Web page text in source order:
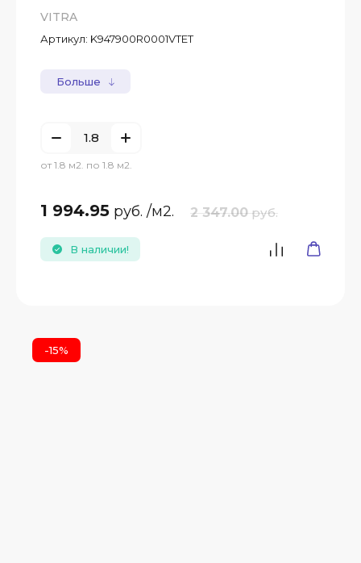
VITRA
Артикул: K947900R0001VTET
Больше
от 1.8 м2. по 1.8 м2.
1 994.95 руб. /м2. 2 347.00 руб.
В наличии!
-15%